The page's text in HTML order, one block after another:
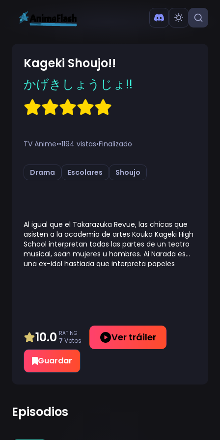
Kageki Shoujo!!
かげきしょうじょ!!
TV Anime••1194 vistas•Finalizado
Drama Escolares Shoujo
Al igual que el Takarazuka Revue, las chicas que
asisten a la academia de artes Kouka Kageki High
School interpretan todas las partes de un teatro
musical, sean mujeres u hombres. Ai Narada es
una ex-idol hastiada que interpreta papeles
10.0 RATING
7 Votos Ver tráiler
Guardar
Episodios